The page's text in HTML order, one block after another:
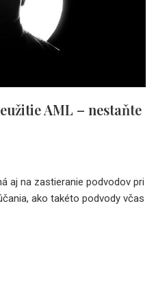
AML – nestaňte
aj na zastieranie podvodov pri
ako takéto podvody včas